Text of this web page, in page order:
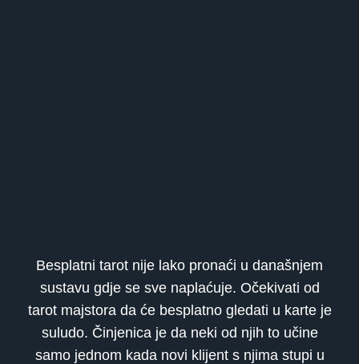
Besplatni tarot nije lako pronaći u današnjem
sustavu gdje se sve naplaćuje. Očekivati od
tarot majstora da će besplatno gledati u karte je
suludo. Činjenica je da neki od njih to učine
samo jednom kada novi klijent s njima stupi u